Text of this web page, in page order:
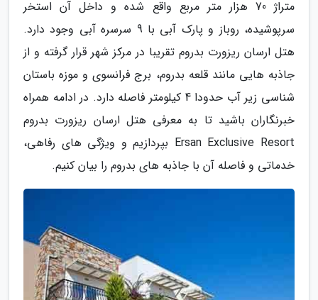
متراژ 70 هزار متر مربع واقع شده و داخل آن استخر
سرپوشیده، روباز و پارک آبی با 9 سرسره آبی وجود دارد.
هتل ارسان ریزورت بدروم تقریبا در مرکز شهر قرار گرفته و از
جاذبه هایی مانند قلعه بدروم، برج فرانسوی و موزه باستان
شناسی زیر آب حدودا 4 کیلومتر فاصله دارد. در ادامه همراه
خبرنگاران باشید تا به معرفی هتل ارسان ریزورت بدروم
Ersan Exclusive Resort بپردازیم و ویژگی های رفاهی،
خدماتی و فاصله آن با جاذبه های بدروم را بیان کنیم.